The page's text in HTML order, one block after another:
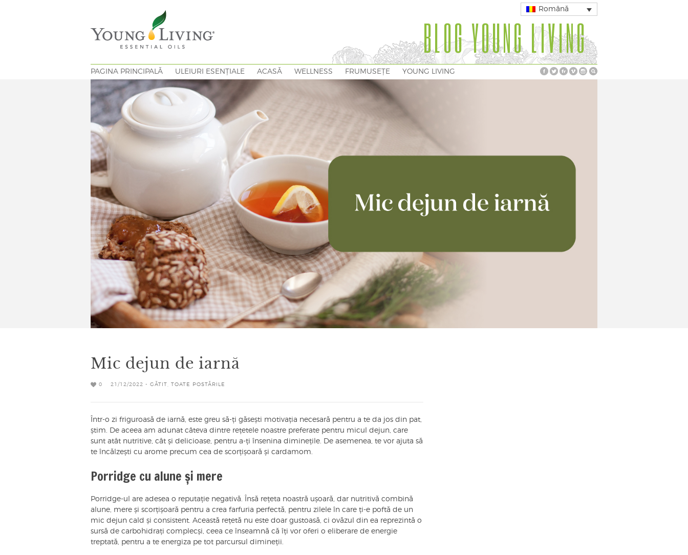
Română
BLOG YOUNG LIVING
PAGINA PRINCIPALĂ ULEIURI ESENȚIALE ACASĂ WELLNESS FRUMUSEȚE YOUNG LIVING
Mic dejun de iarnă
0 21/12/2022 - GĂTIT TOATE POSTĂRILE
Într-o zi friguroasă de iarnă, este greu să-ți găsești motivația necesară pentru a te da jos din pat,
știm. De aceea am adunat câteva dintre rețetele noastre preferate pentru micul dejun, care
sunt atât nutritive, cât și delicioase, pentru a-ți însenina diminețile. De asemenea, te vor ajuta să
te încălzești cu arome precum cea de scorțișoară și cardamom.
Porridge cu alune și mere
Porridge-ul are adesea o reputație negativă. Însă rețeta noastră ușoară, dar nutritivă combină
alune, mere și scorțișoară pentru a crea farfuria perfectă, pentru zilele în care ți-e poftă de un
mic dejun cald și consistent. Această rețetă nu este doar gustoasă, ci ovăzul din ea reprezintă o
sursă de carbohidrați complecși, ceea ce înseamnă că îți vor oferi o eliberare de energie
treptată, pentru a te energiza pe tot parcursul dimineții.